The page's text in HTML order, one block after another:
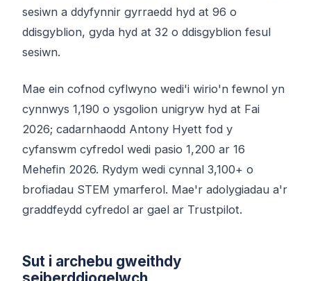
sesiwn a ddyfynnir gyrraedd hyd at 96 o
ddisgyblion, gyda hyd at 32 o ddisgyblion fesul
sesiwn.
Mae ein cofnod cyflwyno wedi'i wirio'n fewnol yn
cynnwys 1,190 o ysgolion unigryw hyd at Fai
2026; cadarnhaodd Antony Hyett fod y
cyfanswm cyfredol wedi pasio 1,200 ar 16
Mehefin 2026. Rydym wedi cynnal 3,100+ o
brofiadau STEM ymarferol. Mae'r adolygiadau a'r
graddfeydd cyfredol ar gael ar Trustpilot.
Sut i archebu gweithdy